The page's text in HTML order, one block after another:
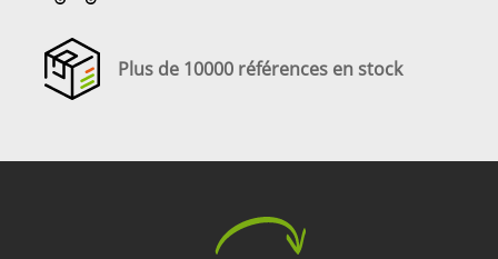
Plus de 10000 références en stock